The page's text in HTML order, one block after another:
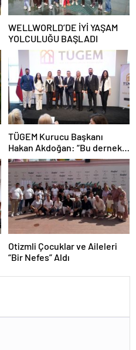
WELLWORLD’DE İYİ YAŞAM
YOLCULUĞU BAŞLADI
TÜGEM Kurucu Başkanı
Hakan Akdoğan: “Bu dernek
bazılarını çok rahatsız etse de
bildiğimden şaşmadık”
Otizmli Çocuklar ve Aileleri
“Bir Nefes” Aldı